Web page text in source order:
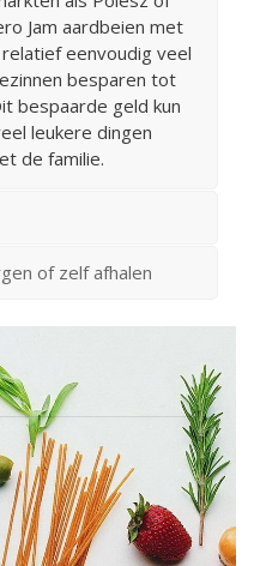
Jam aardbeien met
eenvoudig veel
besparen tot
bespaarde geld kun
leukere dingen
de familie.
of zelf afhalen